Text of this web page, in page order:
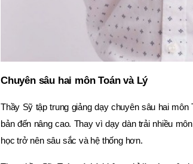
Chuyên sâu hai môn Toán và Lý
Thầy Sỹ tập trung giảng dạy chuyên sâu hai
bản đến nâng cao. Thay vì dạy dàn trải nhiều
học trở nên sâu sắc và hệ thống hơn.